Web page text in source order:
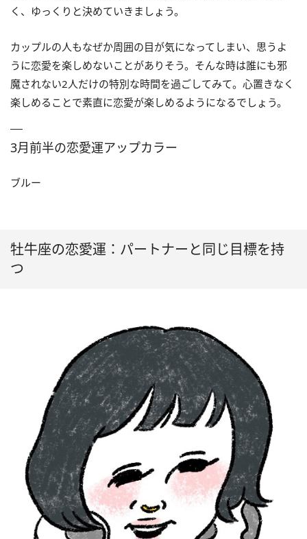
く、ゆっくりと決めていきましょう。
カップルの人もなぜか周囲の目が気になってしまい、思うよ
うに恋愛を楽しめないことがありそう。そんな時は誰にも邪
魔されない2人だけの特別な時間を過ごしてみて。心置きなく
楽しめることで素直に恋愛が楽しめるようになるでしょう。
3月前半の恋愛運アップカラー
ブルー
牡牛座の恋愛運：パートナーと同じ目標を持
つ